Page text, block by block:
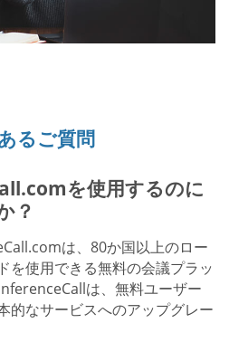
るご質問
を使用するのに
？
は、80か国以上のロー
を使用できる無料の会議プラッ
は、無料ユーザー
的なサービスへのアップグレー